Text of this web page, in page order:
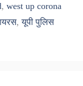
, west up corona
,यूपी पुलिस